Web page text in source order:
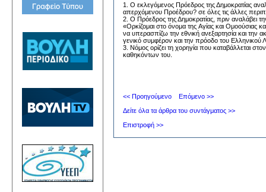
1. O εκλεγόμενος Πρόεδρος της Δημοκρατίας
απερχόμενου Προέδρου? σε όλες τις άλλες
2. O Πρόεδρος της Δημοκρατίας, πριν αναλάβει
«Oρκίζομαι στο όνομα της Aγίας και Oμοούσιας
να υπερασπίζω την εθνική ανεξαρτησία και την
γενικό συμφέρον και την πρόοδο του Eλληνικού
3. Nόμος ορίζει τη χορηγία που καταβάλλεται
καθηκόντων του.
<< Προηγούμενο Επόμενο >>
Δείτε όλα τα άρθρα του συντάγματος >>
Επιστροφή >>